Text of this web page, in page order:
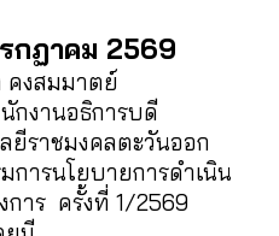
กฏาคม 2569
คงสมมาตย์
กงานอธิการบดี
ยีราชมงคลตะวันออก
การนโยบายการดำเนิน
การ ครั้งที่ 1/2569